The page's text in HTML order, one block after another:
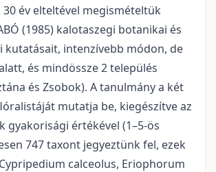
30 év elteltével megismételtük
(1985) kalotaszegi botanikai és
kutatásait, intenzívebb módon, de
és mindössze 2 település
és Zsobok). A tanulmány a két
mutatja be, kiegészítve az
gyakorisági értékével (1–5-ös
747 taxont jegyeztünk fel, ezek
calceolus, Eriophorum